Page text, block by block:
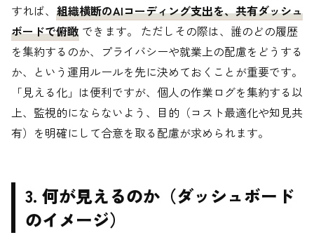
すれば、 組織横断のAIコーディング支出を、共有ダッシュ
ボードで俯瞰 できます。 ただしその際は、誰のどの履歴
を集約するのか、プライバシーや就業上の配慮をどうする
か、という運用ルールを先に決めておくことが重要です。
「見える化」は便利ですが、個人の作業ログを集約する以
上、監視的にならないよう、目的（コスト最適化や知見共
有）を明確にして合意を取る配慮が求められます。
3. 何が見えるのか（ダッシュボード
のイメージ）